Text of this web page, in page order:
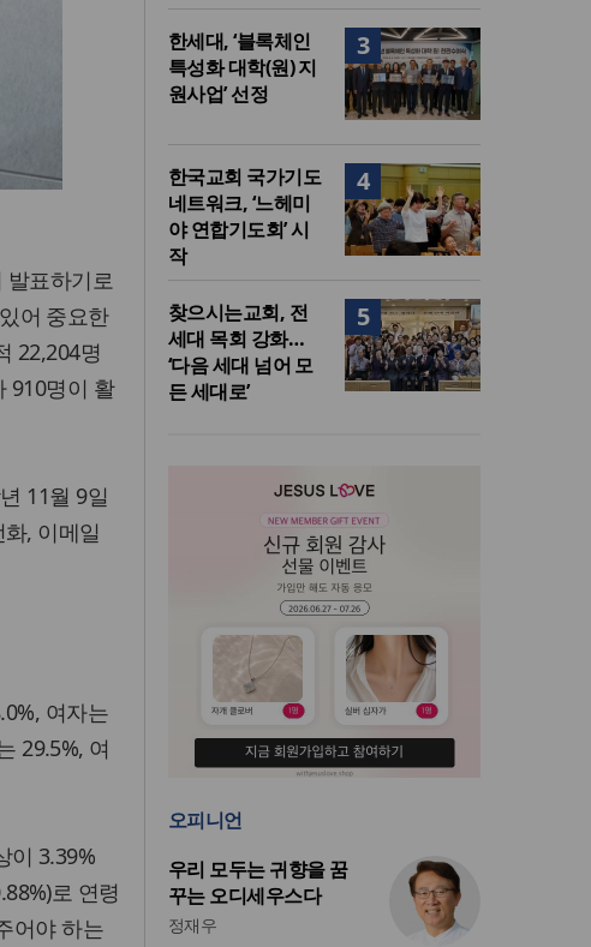
발표하기로
어 중요한
22,204명
910명이 활
11월 9일
, 이메일
여자는
29.5%, 여
이 3.39%
로 연령
어야 하는
3
한세대, ‘블록체인
특성화 대학(원) 지
원사업’ 선정
4
한국교회 국가기도
네트워크, ‘느헤미
야 연합기도회’ 시
작
5
찾으시는교회, 전
세대 목회 강화…
‘다음 세대 넘어 모
든 세대로’
오피니언
우리 모두는 귀향을 꿈
꾸는 오디세우스다
정재우